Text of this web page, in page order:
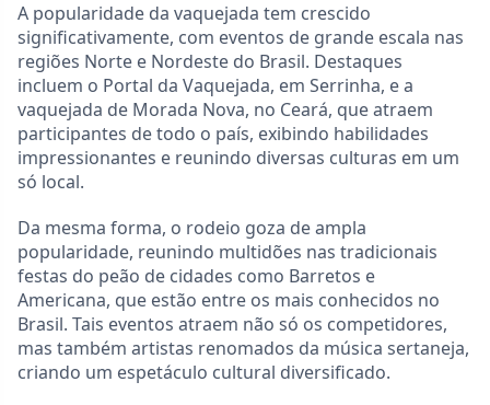
A popularidade da vaquejada tem crescido
significativamente, com eventos de grande escala nas
regiões Norte e Nordeste do Brasil. Destaques
incluem o Portal da Vaquejada, em Serrinha, e a
vaquejada de Morada Nova, no Ceará, que atraem
participantes de todo o país, exibindo habilidades
impressionantes e reunindo diversas culturas em um
só local.
Da mesma forma, o rodeio goza de ampla
popularidade, reunindo multidões nas tradicionais
festas do peão de cidades como Barretos e
Americana, que estão entre os mais conhecidos no
Brasil. Tais eventos atraem não só os competidores,
mas também artistas renomados da música sertaneja,
criando um espetáculo cultural diversificado.